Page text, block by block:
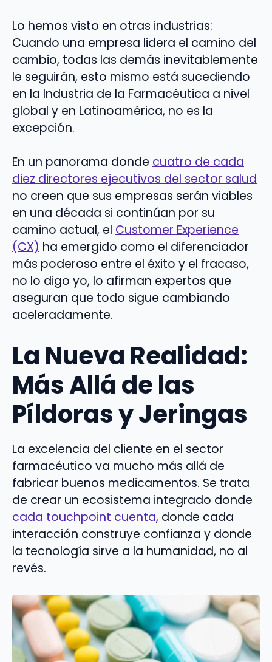
Lo hemos visto en otras industrias:
Cuando una empresa lidera el camino del
cambio, todas las demás inevitablemente
le seguirán, esto mismo está sucediendo
en la Industria de la Farmacéutica a nivel
global y en Latinoamérica, no es la
excepción.
En un panorama donde cuatro de cada
diez directores ejecutivos del sector salud
no creen que sus empresas serán viables
en una década si continúan por su
camino actual, el Customer Experience
(CX) ha emergido como el diferenciador
más poderoso entre el éxito y el fracaso,
no lo digo yo, lo afirman expertos que
aseguran que todo sigue cambiando
aceleradamente.
La Nueva Realidad:
Más Allá de las
Píldoras y Jeringas
La excelencia del cliente en el sector
farmacéutico va mucho más allá de
fabricar buenos medicamentos. Se trata
de crear un ecosistema integrado donde
cada touchpoint cuenta, donde cada
interacción construye confianza y donde
la tecnología sirve a la humanidad, no al
revés.